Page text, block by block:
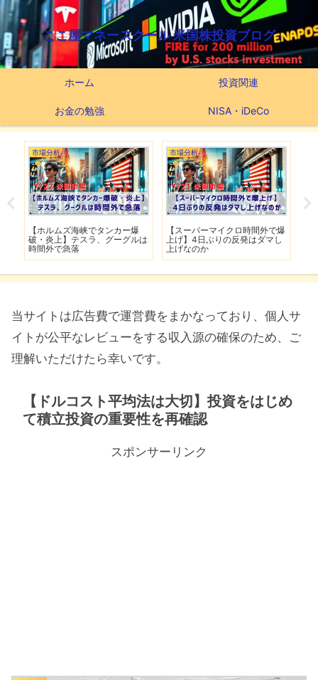
ここ屋マネースクール 米国株投資ブログ
ホーム 投資関連
お金の勉強 NISA・iDeCo
市場分析
【ホルムズ海峡でタンカー爆
破・炎上】テスラ、グーグルは
時間外で急落
市場分析
【スーパーマイクロ時間外で爆
上げ】4日ぶりの反発はダマし
上げなのか
当サイトは広告費で運営費をまかなっており、個人サ
イトが公平なレビューをする収入源の確保のため、ご
理解いただけたら幸いです。
【ドルコスト平均法は大切】投資をはじめ
て積立投資の重要性を再確認
スポンサーリンク